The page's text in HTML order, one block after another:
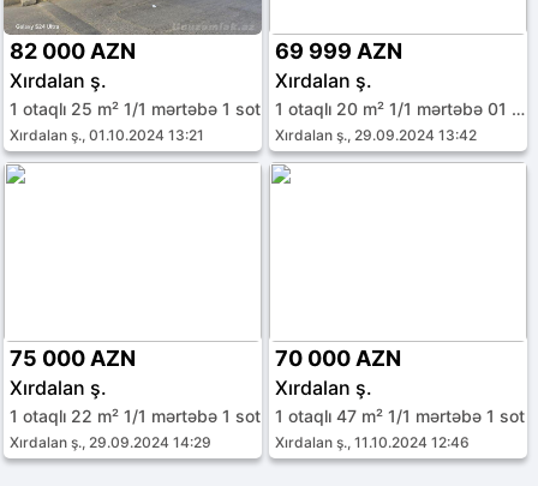
82 000 AZN
Xırdalan ş.
1 otaqlı 25 m² 1/1 mərtəbə 1 sot
Xırdalan ş., 01.10.2024 13:21
69 999 AZN
Xırdalan ş.
1 otaqlı 20 m² 1/1 mərtəbə 01 sot
Xırdalan ş., 29.09.2024 13:42
75 000 AZN
Xırdalan ş.
1 otaqlı 22 m² 1/1 mərtəbə 1 sot
Xırdalan ş., 29.09.2024 14:29
70 000 AZN
Xırdalan ş.
1 otaqlı 47 m² 1/1 mərtəbə 1 sot
Xırdalan ş., 11.10.2024 12:46